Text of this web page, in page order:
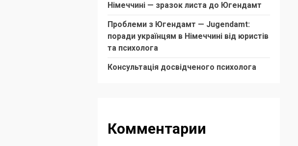
Німеччині — зразок листа до Югендамт
Проблеми з Югендамт — Jugendamt:
поради українцям в Німеччині від юристів
та психолога
Консультація досвідченого психолога
Комментарии